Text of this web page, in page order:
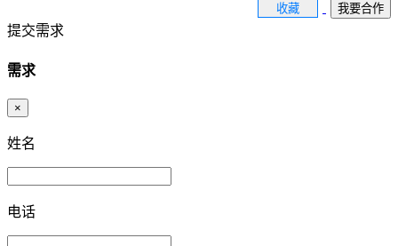
收藏 我要合作
提交需求
需求
×
姓名
电话